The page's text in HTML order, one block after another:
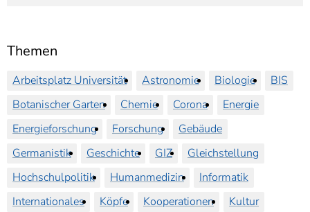
Themen
Arbeitsplatz Universität Astronomie Biologie
BIS
Botanischer Garten
Chemie Corona
Energie
Energieforschung
Forschung
Gebäude
Germanistik
Geschichte GIZ
Gleichstellung
Hochschulpolitik
Humanmedizin
Informatik
Internationales
Köpfe Kooperationen
Kultur